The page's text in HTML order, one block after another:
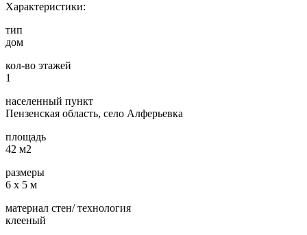
Характеристики:
тип
дом
кол-во этажей
1
населенный пункт
Пензенская область, село Алферьевка
площадь
42 м2
размеры
6 х 5 м
материал стен/ технология
клееный